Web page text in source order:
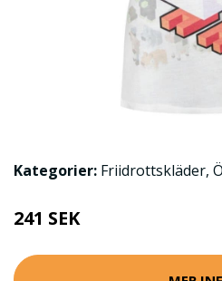
Kategorier: Friidrottskläder,
241 SEK